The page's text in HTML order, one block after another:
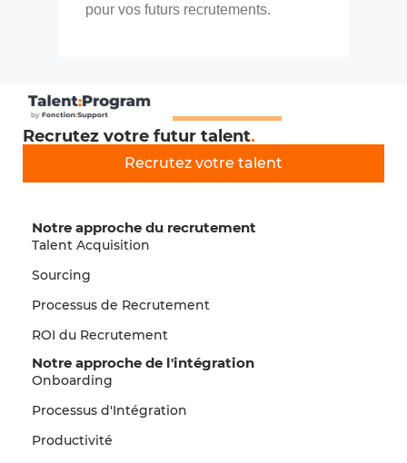
pour vos futurs recrutements.
Recrutez votre futur talent.
Recrutez votre talent
Notre approche du recrutement
Talent Acquisition
Sourcing
Processus de Recrutement
ROI du Recrutement
Notre approche de l'intégration
Onboarding
Processus d'Intégration
Productivité